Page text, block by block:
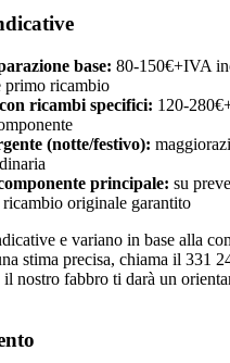
base: 80-150€+IVA
primo ricambio
ricambi specifici: 120-
(notte/festivo):
principale: su
originale garantito
e variano in base alla
stima precisa, chiama il 331
nostro fabbro ti darà un